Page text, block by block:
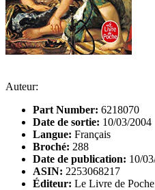
Auteur:
Part Number: 6218070
Date de sortie: 10/03/2004
Langue: Français
Broché: 288
Date de publication: 10/
ASIN: 2253068217
Éditeur: Le Livre de Poche